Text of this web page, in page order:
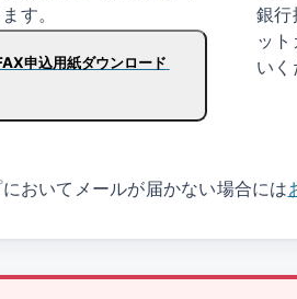
す。
銀行
ッ
いく
おいてメールが届かない場合には